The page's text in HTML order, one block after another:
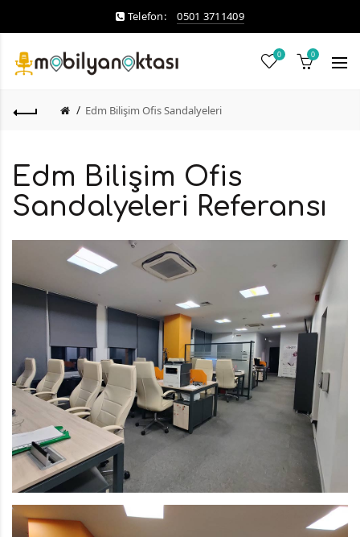
Telefon: 0501 3711409
0 0
Edm Bilişim Ofis Sandalyeleri
Edm Bilişim Ofis
Sandalyeleri Referansı